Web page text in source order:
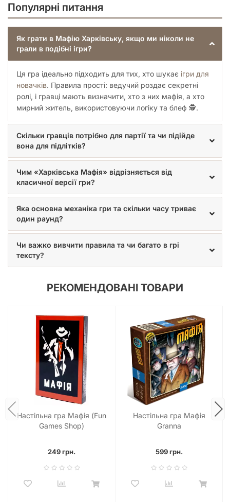
Популярні питання
Як грати в Мафію Харківську, якщо ми ніколи не
грали в подібні ігри?
Ця гра ідеально підходить для тих, хто шукає ігри для
новачків. Правила прості: ведучий роздає секретні
ролі, і гравці мають визначити, хто з них мафія, а хто
мирний житель, використовуючи логіку та блеф 🕵️.
Скільки гравців потрібно для партії та чи підійде
вона для підлітків?
Чим «Харківська Мафія» відрізняється від
класичної версії гри?
Яка основна механіка гри та скільки часу триває
один раунд?
Чи важко вивчити правила та чи багато в грі
тексту?
РЕКОМЕНДОВАНІ ТОВАРИ
Настільна гра Мафія (Fun
Games Shop)
249 грн.
Настільна гра Мафія
Granna
599 грн.